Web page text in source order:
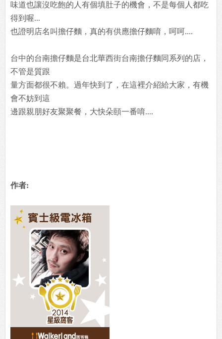
味道也讓沒吃飽的人有個填肚子的機會，不是每個人都吃
得到喔...
也證明店名叫擔仔麵，真的有供應擔仔麵唷，呵呵....
台中的台南擔仔麵是台北華西街台南擔仔麵同系列的店，
不管是質跟
量方面都很不賴。過年快到了，在這裡介紹給大家，有機
會不妨到這
邊跟親朋好友聚聚餐，大快朵頤一番唷....
作者: